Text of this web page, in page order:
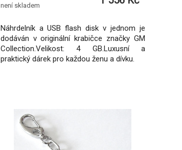
není skladem
Náhrdelník a USB flash disk v jednom je
dodáván v originální krabičce značky GM
Collection.Velikost: 4 GB.Luxusní a
praktický dárek pro každou ženu a dívku.